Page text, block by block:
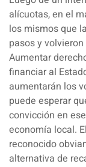
alícuotas, en el
los mismos que
pasos y
Aumentar
financiar al
aumentarán los
puede esperar
convicción en
economía local.
reconocido
alternativa de